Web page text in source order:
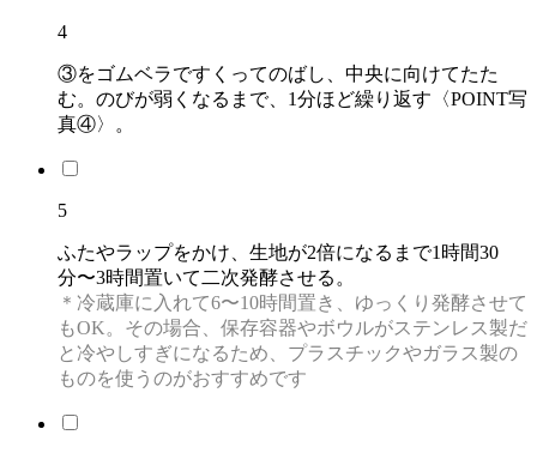
4
③をゴムベラですくってのばし、中央に向けてたた
む。のびが弱くなるまで、1分ほど繰り返す〈POINT写
真④〉。
5
ふたやラップをかけ、生地が2倍になるまで1時間30
分〜3時間置いて二次発酵させる。
＊冷蔵庫に入れて6〜10時間置き、ゆっくり発酵させて
もOK。その場合、保存容器やボウルがステンレス製だ
と冷やしすぎになるため、プラスチックやガラス製の
ものを使うのがおすすめです